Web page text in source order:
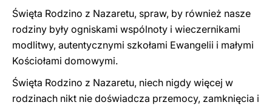
Święta Rodzino z Nazaretu, spraw, by również nasze
rodziny były ogniskami wspólnoty i wieczernikami
modlitwy, autentycznymi szkołami Ewangelii i małymi
Kościołami domowymi.
Święta Rodzino z Nazaretu, niech nigdy więcej w
rodzinach nikt nie doświadcza przemocy, zamknięcia i